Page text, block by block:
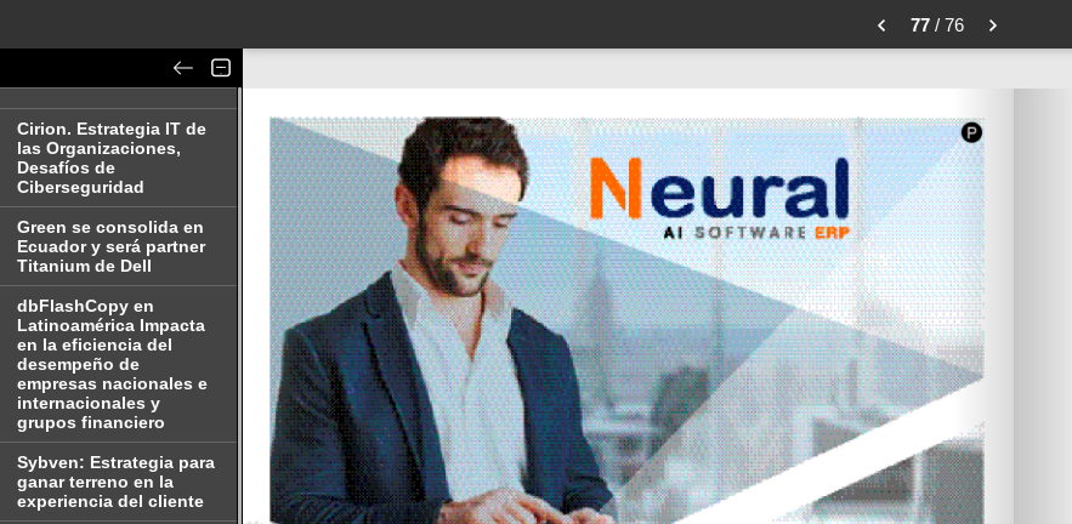
77 / 76
Cirion. Estrategia IT de
las Organizaciones,
Desafíos de
Ciberseguridad
Green se consolida en
Ecuador y será partner
Titanium de Dell
dbFlashCopy en
Latinoamérica Impacta
en la eficiencia del
desempeño de
empresas nacionales e
internacionales y
grupos financiero
Sybven: Estrategia para
ganar terreno en la
experiencia del cliente